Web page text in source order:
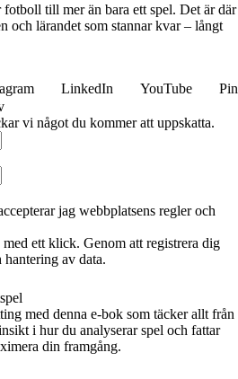
fotboll till mer än bara ett spel. Det är där
och lärandet som stannar kvar – långt
LinkedIn YouTube
vi något du kommer att uppskatta.
jag webbplatsens regler och
ett klick. Genom att registrera dig
av data.
med denna e-bok som täcker allt från
i hur du analyserar spel och fattar
din framgång.